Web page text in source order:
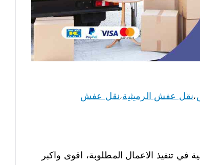
،نقل عفش الرميثية،نقل عفش
في تنفيذ الاعمال المطلوبة، اقوى واكبر